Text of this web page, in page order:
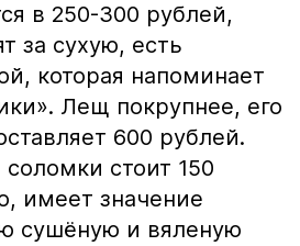
в 250-300 рублей,
за сухую, есть
которая напоминает
Лещ покрупнее, его
600 рублей.
стоит 150
имеет значение
сушёную и вяленую